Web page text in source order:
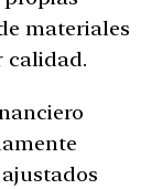
materiales
calidad.